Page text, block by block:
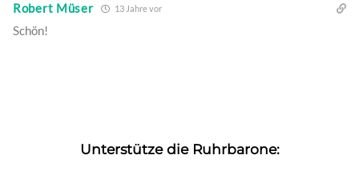
Robert Müser 13 Jahre vor
Schön!
Unterstütze die Ruhrbarone: